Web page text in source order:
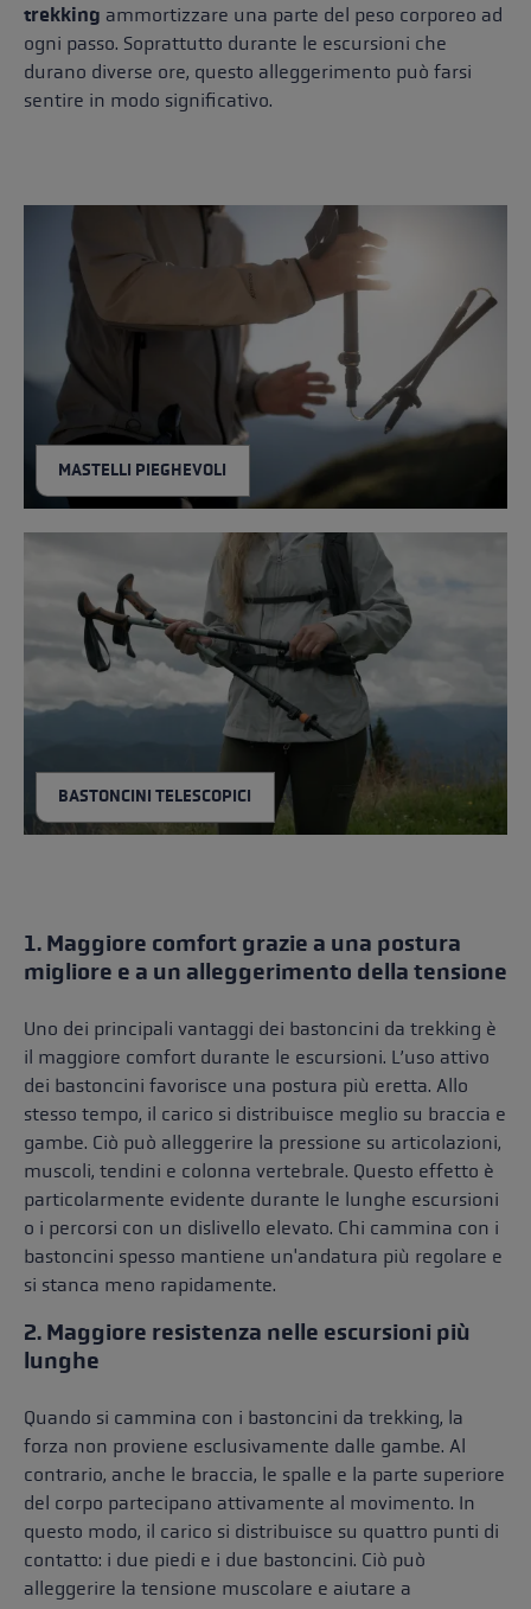
trekking ammortizzare una parte del peso corporeo ad
ogni passo. Soprattutto durante le escursioni che
durano diverse ore, questo alleggerimento può farsi
sentire in modo significativo.
MASTELLI PIEGHEVOLI
BASTONCINI TELESCOPICI
1. Maggiore comfort grazie a una postura
migliore e a un alleggerimento della tensione
Uno dei principali vantaggi dei bastoncini da trekking è
il maggiore comfort durante le escursioni. L’uso attivo
dei bastoncini favorisce una postura più eretta. Allo
stesso tempo, il carico si distribuisce meglio su braccia e
gambe. Ciò può alleggerire la pressione su articolazioni,
muscoli, tendini e colonna vertebrale. Questo effetto è
particolarmente evidente durante le lunghe escursioni
o i percorsi con un dislivello elevato. Chi cammina con i
bastoncini spesso mantiene un'andatura più regolare e
si stanca meno rapidamente.
2. Maggiore resistenza nelle escursioni più
lunghe
Quando si cammina con i bastoncini da trekking, la
forza non proviene esclusivamente dalle gambe. Al
contrario, anche le braccia, le spalle e la parte superiore
del corpo partecipano attivamente al movimento. In
questo modo, il carico si distribuisce su quattro punti di
contatto: i due piedi e i due bastoncini. Ciò può
alleggerire la tensione muscolare e aiutare a